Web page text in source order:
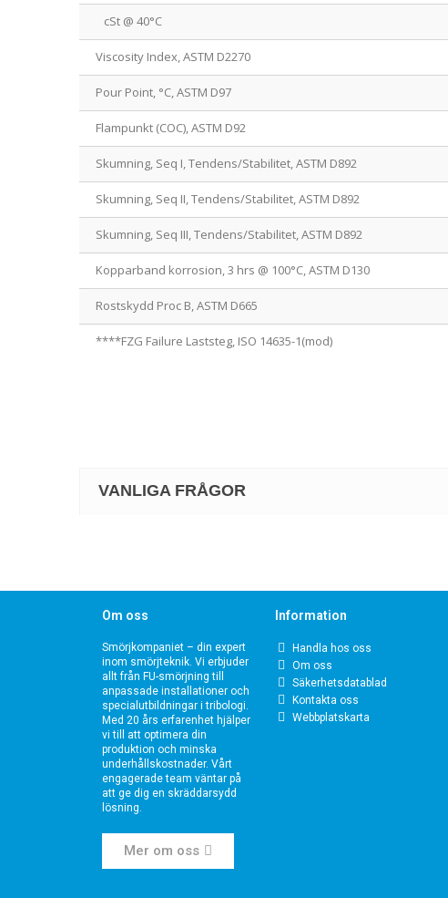
cSt @ 40°C
Viscosity Index, ASTM D2270
Pour Point, °C, ASTM D97
Flampunkt (COC), ASTM D92
Skumning, Seq I, Tendens/Stabilitet, ASTM D892
Skumning, Seq II, Tendens/Stabilitet, ASTM D892
Skumning, Seq III, Tendens/Stabilitet, ASTM D892
Kopparband korrosion, 3 hrs @ 100°C, ASTM D130
Rostskydd Proc B, ASTM D665
****FZG Failure Laststeg, ISO 14635-1(mod)
VANLIGA FRÅGOR
Om oss
Smörjkompaniet – din expert
inom smörjteknik. Vi erbjuder
allt från FU-smörjning till
anpassade installationer och
specialutbildningar i tribologi.
Med 20 års erfarenhet hjälper
vi till att optimera din
produktion och minska
underhållskostnader. Vårt
engagerade team väntar på
att ge dig en skräddarsydd
lösning.
Mer om oss
Information
Handla hos oss
Om oss
Säkerhetsdatablad
Kontakta oss
Webbplatskarta